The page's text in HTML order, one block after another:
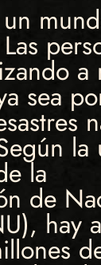
a
sea
la
la
de
hay